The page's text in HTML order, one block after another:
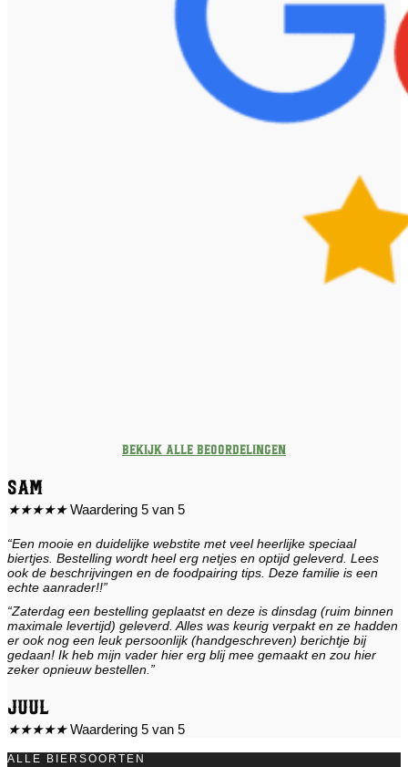
Bekijk alle beoordelingen
Sam
★★★★★ Waardering 5 van 5
“Een mooie en duidelijke webstite met veel heerlijke speciaal
biertjes. Bestelling wordt heel erg netjes en optijd geleverd. Lees
ook de beschrijvingen en de foodpairing tips. Deze familie is een
echte aanrader!!”
“Zaterdag een bestelling geplaatst en deze is dinsdag (ruim binnen
maximale levertijd) geleverd. Alles was keurig verpakt en ze hadden
er ook nog een leuk persoonlijk (handgeschreven) berichtje bij
gedaan! Ik heb mijn vader hier erg blij mee gemaakt en zou hier
zeker opnieuw bestellen.”
Juul
★★★★★ Waardering 5 van 5
ALLE BIERSOORTEN